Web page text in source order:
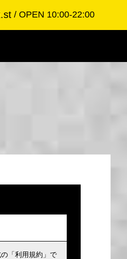
OPEN 10:00-22:00
「利用規約」で